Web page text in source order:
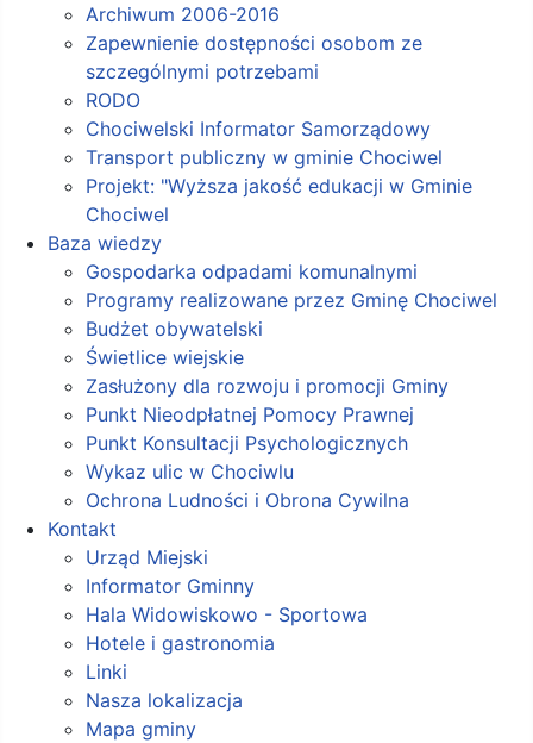
Archiwum 2006-2016
Zapewnienie dostępności osobom ze
szczególnymi potrzebami
RODO
Chociwelski Informator Samorządowy
Transport publiczny w gminie Chociwel
Projekt: "Wyższa jakość edukacji w Gminie
Chociwel
Baza wiedzy
Gospodarka odpadami komunalnymi
Programy realizowane przez Gminę Chociwel
Budżet obywatelski
Świetlice wiejskie
Zasłużony dla rozwoju i promocji Gminy
Punkt Nieodpłatnej Pomocy Prawnej
Punkt Konsultacji Psychologicznych
Wykaz ulic w Chociwlu
Ochrona Ludności i Obrona Cywilna
Kontakt
Urząd Miejski
Informator Gminny
Hala Widowiskowo - Sportowa
Hotele i gastronomia
Linki
Nasza lokalizacja
Mapa gminy